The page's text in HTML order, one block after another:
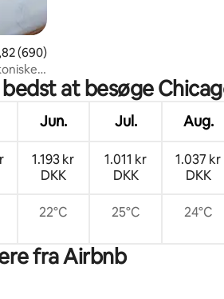
ud af 5 i gennemsnitlig bedømmelse,
(690)
at besøge
Jun. Jul. Aug.
1.193 kr
DKK
1.011 kr
DKK
1.037 kr
DKK
22°C 25°C 24°C
fra Airbnb